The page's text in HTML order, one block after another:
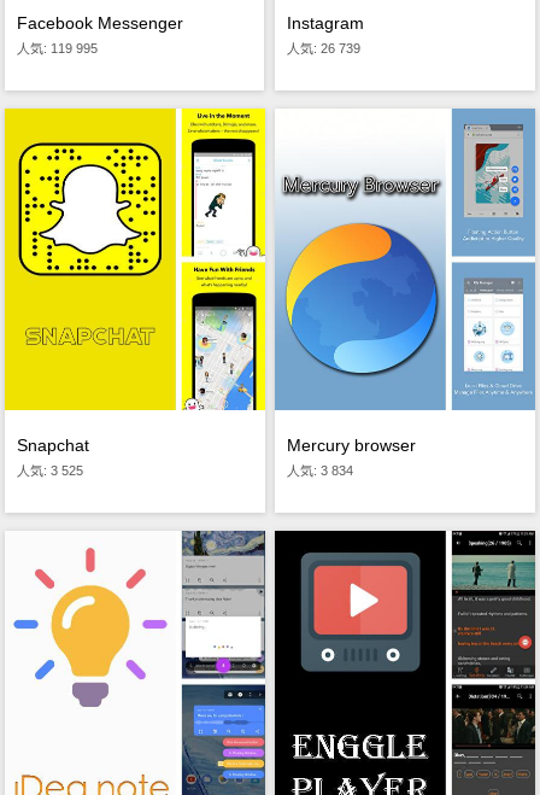
Facebook Messenger
人気: 119 995
Instagram
人気: 26 739
Snapchat
人気: 3 525
Mercury browser
人気: 3 834